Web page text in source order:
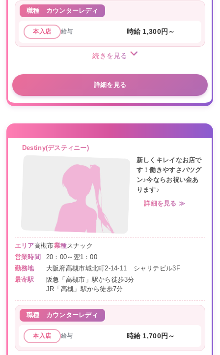
職種 カウンターレディ
本入店 給与 時給 1,300円～
続きを見る
詳細を見る
Destiny(デスティニー)
新しくキレイなお店で
す！働きやすさバツグ
ン♪今ならお祝い金あ
ります♪
詳細を見る ≫
エリア高槻市業種スナック
営業時間
20：00～翌1：00
勤務地
大阪府高槻市城北町2-14-11 シャリテビル3F
最寄駅
阪急「高槻市」駅から徒歩3分
JR「高槻」駅から徒歩7分
職種 カウンターレディ
本入店 給与 時給 1,700円～